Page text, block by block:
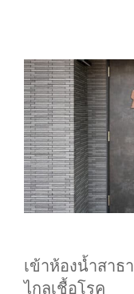
เข้าห้องน้ำสาธ
ไกลเชื้อโรค